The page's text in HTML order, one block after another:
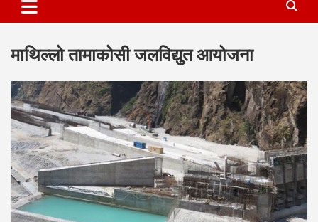
माथिल्लो तामाकोसी जलविद्युत आयोजना